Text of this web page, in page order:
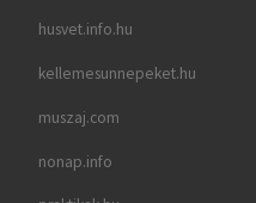
husvet.info.hu
kellemesunnepeket.hu
muszaj.com
nonap.info